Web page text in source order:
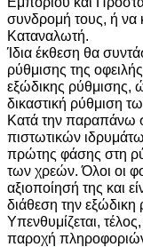
συνδρομή τους, ή να
Καταναλωτή.
Ίδια έκθεση θα
ρύθμισης της
εξώδικης ρύθμισης,
δικαστική ρύθμιση
Κατά την παραπάνω
πιστωτικών
πρώτης φάσης στη
των χρεών. Όλοι οι
αξιοποίησή της και
διάθεση την
Υπενθυμίζεται,
παροχή